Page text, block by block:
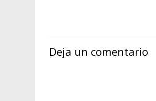
Deja un comentario